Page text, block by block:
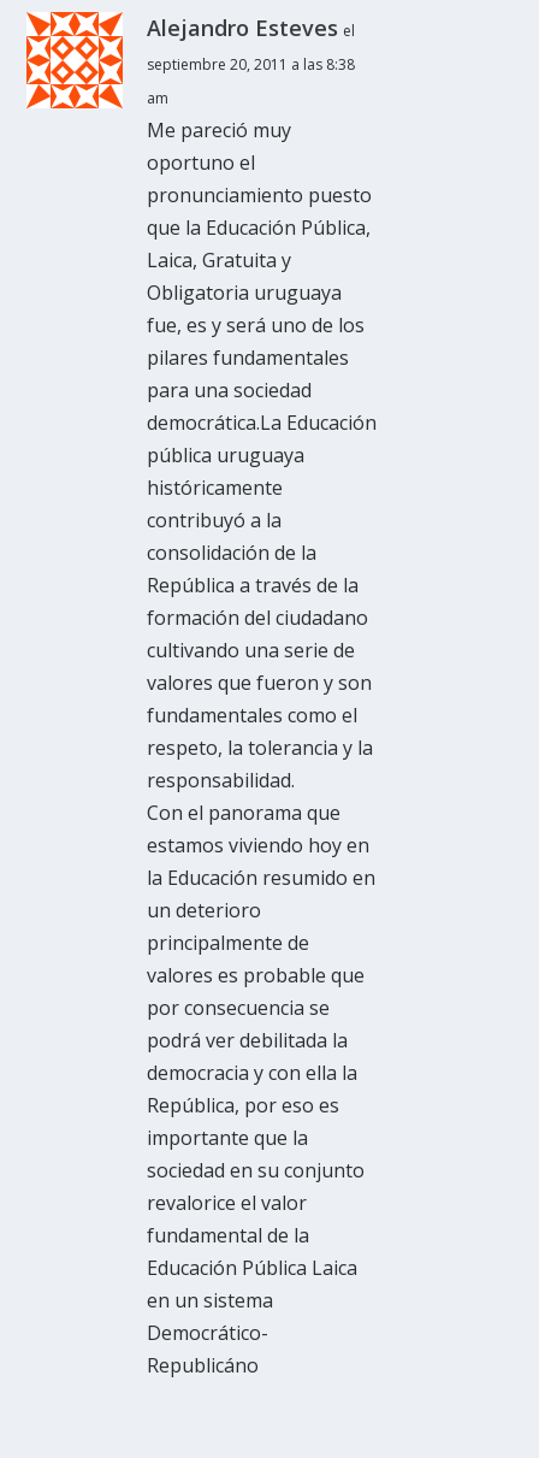
Alejandro Esteves el
septiembre 20, 2011 a las 8:38
am
Me pareció muy
oportuno el
pronunciamiento puesto
que la Educación Pública,
Laica, Gratuita y
Obligatoria uruguaya
fue, es y será uno de los
pilares fundamentales
para una sociedad
democrática.La Educación
pública uruguaya
históricamente
contribuyó a la
consolidación de la
República a través de la
formación del ciudadano
cultivando una serie de
valores que fueron y son
fundamentales como el
respeto, la tolerancia y la
responsabilidad.
Con el panorama que
estamos viviendo hoy en
la Educación resumido en
un deterioro
principalmente de
valores es probable que
por consecuencia se
podrá ver debilitada la
democracia y con ella la
República, por eso es
importante que la
sociedad en su conjunto
revalorice el valor
fundamental de la
Educación Pública Laica
en un sistema
Democrático-
Republicáno